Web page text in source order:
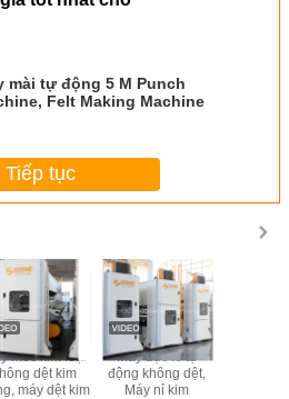
mài tự động 5 M Punch
Felt Making Machine
Tiếp tục
móc kim loại
dệt kim
máy dệt kim
Máy đục lỗ tự
động không dệt,
Máy nỉ kim